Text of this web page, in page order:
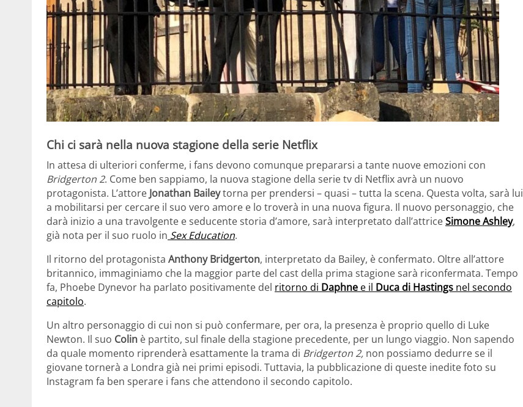
Chi ci sarà nella nuova stagione della serie Netflix
In attesa di ulteriori conferme, i fans devono comunque prepararsi a tante nuove emozioni con
Bridgerton 2. Come ben sappiamo, la nuova stagione della serie tv di Netflix avrà un nuovo
protagonista. L’attore Jonathan Baileytorna per prendersi – quasi – tutta la scena. Questa volta, sarà lui
a mobilitarsi per cercare il suo vero amore e lo troverà in una nuova figura. Il nuovo personaggio, che
darà inizio a una travolgente e seducente storia d’amore, sarà interpretato dall’attriceSimone Ashley,
già nota per il suo ruolo in Sex Education.
Il ritorno del protagonista Anthony Bridgerton, interpretato da Bailey, è confermato. Oltre all’attore
britannico, immaginiamo che la maggior parte del cast della prima stagione sarà riconfermata. Tempo
fa, Phoebe Dynevor ha parlato positivamente del ritorno di Daphne e il Duca di Hastings nel secondo
capitolo.
Un altro personaggio di cui non si può confermare, per ora, la presenza è proprio quello di Luke
Newton. Il suo Colin è partito, sul finale della stagione precedente, per un lungo viaggio. Non sapendo
da quale momento riprenderà esattamente la trama di Bridgerton 2, non possiamo dedurre se il
giovane tornerà a Londra già nei primi episodi. Tuttavia, la pubblicazione di queste inedite foto su
Instagram fa ben sperare i fans che attendono il secondo capitolo.